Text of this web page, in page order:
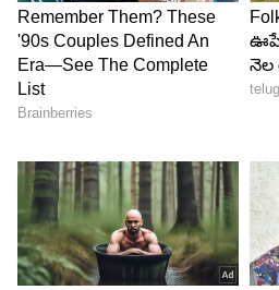
6
6
తాజాగా ట్రెండీ అవుట్ ఫిట్ లో బెడ్
ఆకట్టుకుంది. తన లేటెస్ట్ స్టిల్స్